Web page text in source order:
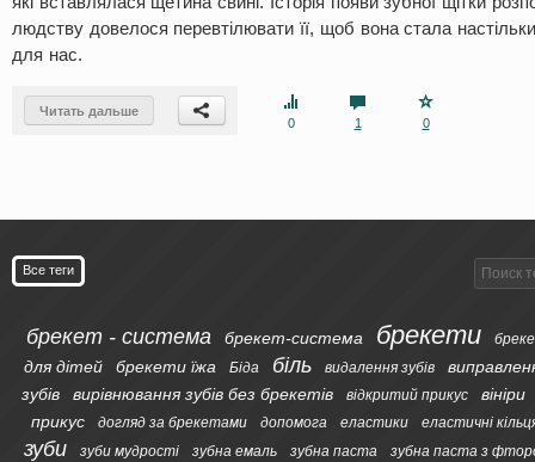
людству довелося перевтілювати її, щоб вона стала
для нас.
Читать дальше
0
1 0
Все теги
брекет - система брекет-система брекети
для дітей брекети їжа Біда біль видалення зубів
зубів
вирівнювання зубів без брекетів відкритий прикус
вініри
прикус
догляд за брекетами допомога еластики еластичні
зуби зуби мудрості зубна емаль зубна паста зубна паста з